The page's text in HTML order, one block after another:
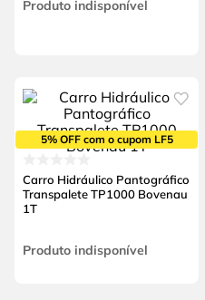
Produto indisponível
5% OFF com o cupom LF5
Carro Hidráulico Pantográfico
Transpalete TP1000 Bovenau
1T
Produto indisponível